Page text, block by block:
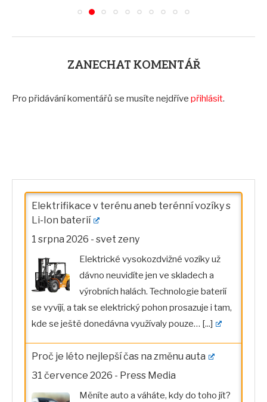
ZANECHAT KOMENTÁŘ
Pro přidávání komentářů se musíte nejdříve přihlásit.
Elektrifikace v terénu aneb terénní vozíky s
Li-Ion baterií
1 srpna 2026 - svet zeny
Elektrické vysokozdvižné vozíky už
dávno neuvidíte jen ve skladech a
výrobních halách. Technologie baterií
se vyvíjí, a tak se elektrický pohon prosazuje i tam,
kde se ještě donedávna využívaly pouze… [...]
Proč je léto nejlepší čas na změnu auta
31 července 2026 - Press Media
Měníte auto a váháte, kdy do toho jít?